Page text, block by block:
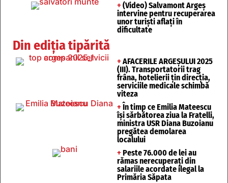
+ (Video) Salvamont Argeș
intervine pentru recuperarea
unor turişti aflaţi în
dificultate
Din ediția tipărită
+ AFACERILE ARGEȘULUI 2025
(III). Transportatorii trag
frâna, hotelierii țin direcția,
serviciile medicale schimbă
viteza
+ În timp ce Emilia Mateescu
își sărbătorea ziua la Fratelli,
ministra USR Diana Buzoianu
pregătea demolarea
localului
+ Peste 76.000 de lei au
rămas nerecuperați din
salariile acordate ilegal la
Primăria Săpata